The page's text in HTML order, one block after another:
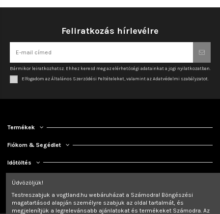
Feliratkozás hírlevélre
Bármikor leiratkozhatsz. Ehhez keresd meg az elérhetőségi adatainkat a jogi nyilatkozatban.
Elfogadom az Általános Szerződési Feltételeket, valamint az Adatvédelmi szabályzatot.
Termékek
Fiókom & Segédlet
Időtöltés
Kapcsolat
Üdvözöljük!
Testreszabjuk a vogtland.hu webáruházat a Számodra! Böngészési
magatartásod alapján személyre szabjuk az oldal tartalmát, és
megjelenítjük a legrelevánsabb ajánlatokat és termékeket Számodra. Az